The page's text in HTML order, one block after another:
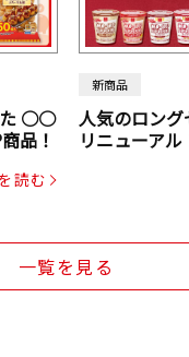
た ○○
品！
読む
新商品
人気のロン
リニューアル
一覧を見る